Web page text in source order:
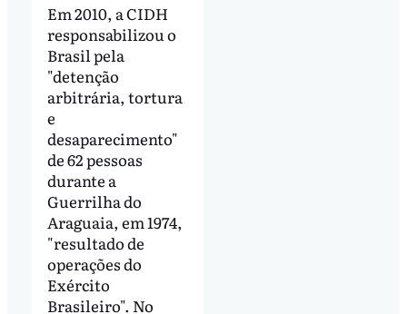
Em 2010, a CIDH
responsabilizou o
Brasil pela
"detenção
arbitrária, tortura
e
desaparecimento"
de 62 pessoas
durante a
Guerrilha do
Araguaia, em 1974,
"resultado de
operações do
Exército
Brasileiro". No